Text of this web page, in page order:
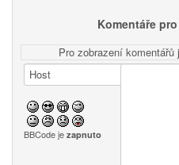
Komentáře
Pro zobrazení
BBCode je zapnuto